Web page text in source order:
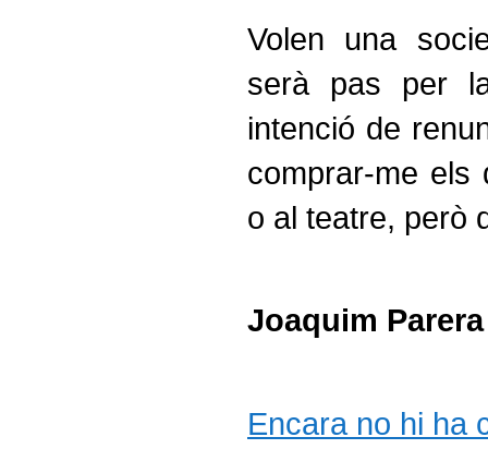
Volen una
serà pas per
intenció de
comprar-me els
o al teatre, però
Joaquim Parera
Encara no hi ha